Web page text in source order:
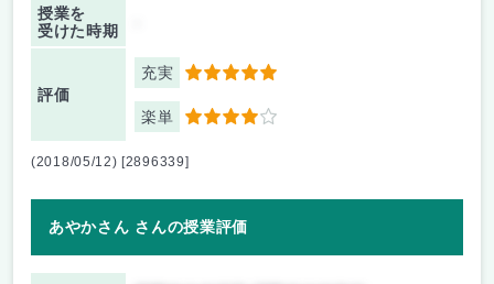
授業を
受けた時期
評価
充実 5
楽単 4
(2018/05/12) [2896339]
あやかさん さんの授業評価